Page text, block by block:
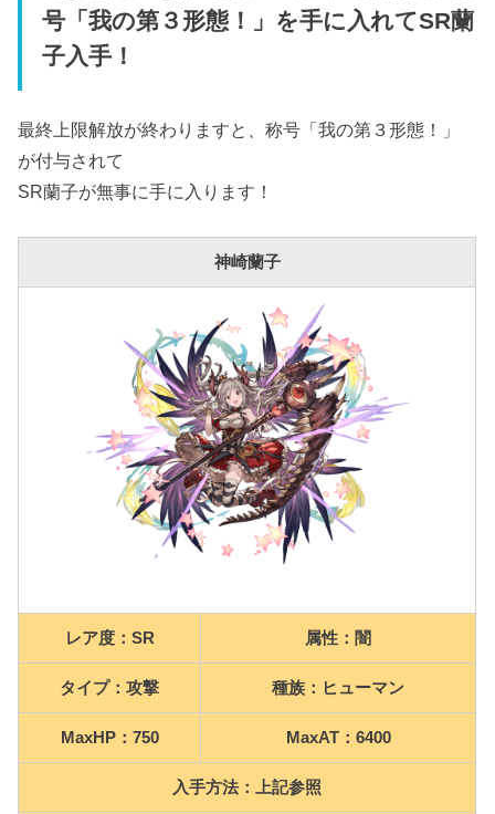
号「我の第３形態！」を手に入れてSR蘭
子入手！
最終上限解放が終わりますと、称号「我の第３形態！」
が付与されて
SR蘭子が無事に手に入ります！
神崎蘭子
レア度：SR 属性：闇
タイプ：攻撃 種族：ヒューマン
MaxHP：750 MaxAT：6400
入手方法：上記参照